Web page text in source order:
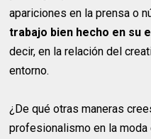
apariciones en la prensa o
trabajo bien hecho en su
decir, en la relación del
entorno.
¿De qué otras maneras
profesionalismo en la moda